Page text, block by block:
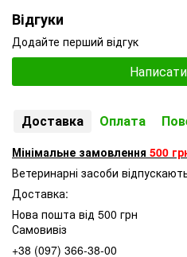
Відгуки
Додайте перший відгук
Доставка Оплата
Мінімальне замовлення 500
Ветеринарні засоби
Доставка:
Нова пошта від 500 грн
Самовивіз
+38 (097) 366-38-00